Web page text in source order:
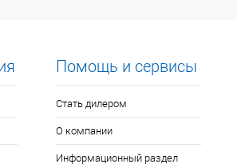
Помощь и сервисы
Стать дилером
О компании
Информационный раздел